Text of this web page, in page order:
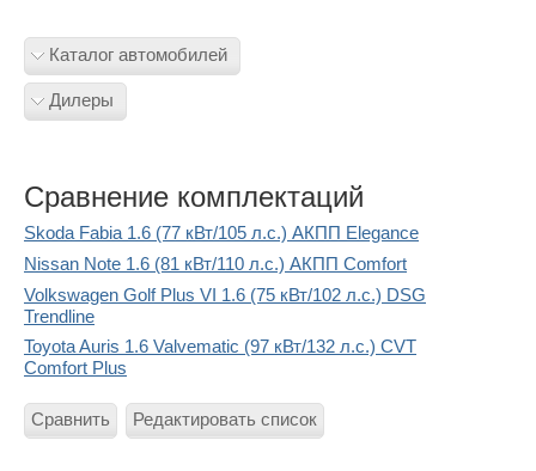
Каталог автомобилей
Дилеры
Сравнение комплектаций
Skoda Fabia 1.6 (77 кВт/105 л.с.) АКПП Elegance
Nissan Note 1.6 (81 кВт/110 л.с.) АКПП Comfort
Volkswagen Golf Plus VI 1.6 (75 кВт/102 л.с.) DSG
Trendline
Toyota Auris 1.6 Valvematic (97 кВт/132 л.с.) CVT
Comfort Plus
Сравнить Редактировать список